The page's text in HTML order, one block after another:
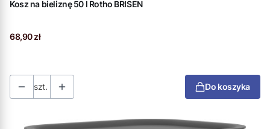
Kosz na bieliznę 50 l Rotho BRISEN
Cena
68,90 zł
szt. Do koszyka